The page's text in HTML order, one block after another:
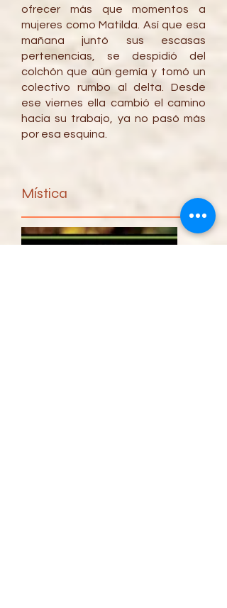
ofrecer más que momentos a
mujeres como Matilda. Así que esa
mañana juntó sus escasas
pertenencias, se despidió del
colchón que aún gemía y tomó un
colectivo rumbo al delta. Desde
ese viernes ella cambió el camino
hacia su trabajo, ya no pasó más
por esa esquina.
Mística